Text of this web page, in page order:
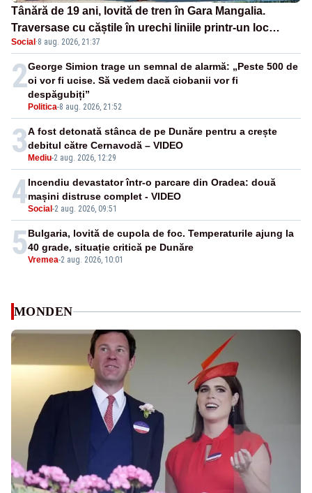
Tânără de 19 ani, lovită de tren în Gara Mangalia.
Traversase cu căștile în urechi liniile printr-un loc
nepermis
Social ·8 aug. 2026, 21:37
2
Politica-8 aug. 2026, 21:52
George Simion trage un semnal de alarmă: „Peste 500 de
oi vor fi ucise. Să vedem dacă ciobanii vor fi
despăgubiți”
3 Mediu-2 aug. 2026, 12:29
A fost detonată stânca de pe Dunăre pentru a crește
debitul către Cernavodă – VIDEO
4Social -2 aug. 2026, 09:51
Incendiu devastator într-o parcare din Oradea: două
mașini distruse complet - VIDEO
5Vremea-2 aug. 2026, 10:01
Bulgaria, lovită de cupola de foc. Temperaturile ajung la
40 grade, situație critică pe Dunăre
MONDEN